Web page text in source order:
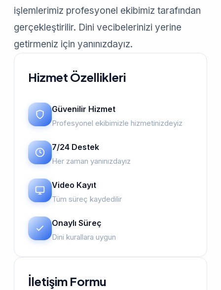
işlemlerimiz profesyonel ekibimiz tarafından
gerçekleştirilir. Dini vecibelerinizi yerine
getirmeniz için yanınızdayız.
Hizmet Özellikleri
Güvenilir Hizmet
Profesyonel ekibimizle hizmetinizdeyiz
7/24 Destek
Her zaman yanınızdayız
Video Kayıt
Tüm süreç kaydedilir
Onaylı Süreç
Dini kurallara uygun
İletişim Formu